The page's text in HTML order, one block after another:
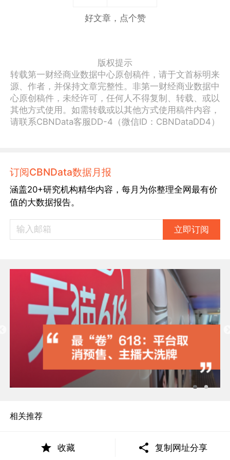
好文章，点个赞
版权提示
转载第一财经商业数据中心原创稿件，请于文首标明来
源、作者，并保持文章完整性。非第一财经商业数据中
心原创稿件，未经许可，任何人不得复制、转载、或以
其他方式使用。如需转载或以其他方式使用稿件内容，
请联系CBNData客服DD-4（微信ID：CBNDataDD4）
订阅CBNData数据月报
涵盖20+研究机构精华内容，每月为你整理全网最有价
值的大数据报告。
立即订阅
相关推荐
市值超2000亿，海天港股“打酱
收藏 复制网址分享